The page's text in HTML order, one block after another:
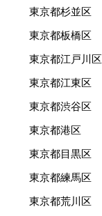
東京都杉並区
東京都板橋区
東京都江戸川区
東京都江東区
東京都渋谷区
東京都港区
東京都目黒区
東京都練馬区
東京都荒川区